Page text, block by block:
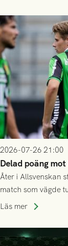
2026-07-26 21:00
Delad poäng
Åter i Allsvenskan
match som vägde
delades efter
Läs mer